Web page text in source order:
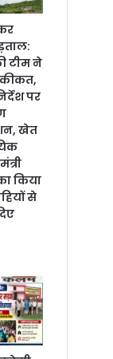
टीम ने
पर
खेत
किया
से